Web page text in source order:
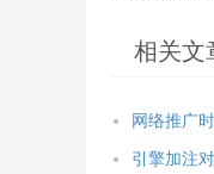
相关文
网络推广
引擎加注